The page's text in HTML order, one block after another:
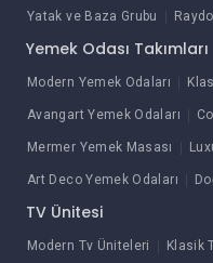
Yatak ve Baza Grubu
Yemek Odası Takımları
Modern Yemek Odaları
Avangart Yemek Odaları
Mermer Yemek Masası
Art Deco Yemek Odaları
TV Ünitesi
Modern Tv Üniteleri Klasik